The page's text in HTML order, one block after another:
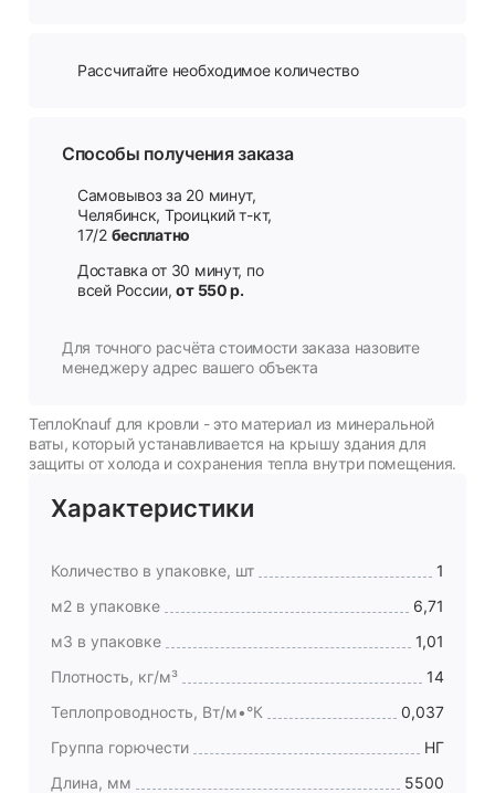
Рассчитайте необходимое количество
Способы получения заказа
Самовывоз за 20 минут,
Челябинск, Троицкий т-кт,
17/2 бесплатно
Доставка от 30 минут, по
всей России,от 550 р.
Для точного расчёта стоимости заказа назовите
менеджеру адрес вашего объекта
ТеплоKnauf для кровли - это материал из минеральной
ваты, который устанавливается на крышу здания для
защиты от холода и сохранения тепла внутри помещения.
Характеристики
Количество в упаковке, шт
1
м2 в упаковке
6,71
м3 в упаковке
1,01
Плотность, кг/м³
14
Теплопроводность, Вт/м•°К
0,037
Группа горючести
НГ
Длина, мм
5500